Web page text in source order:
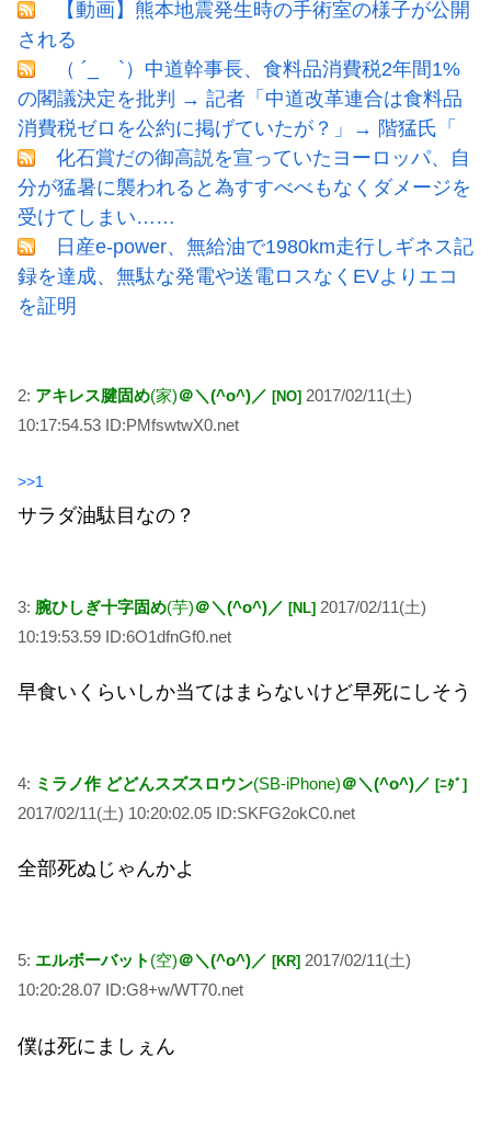
【動画】熊本地震発生時の手術室の様子が公開
される
（ ´_ゝ`）中道幹事長、食料品消費税2年間1%
の閣議決定を批判 → 記者「中道改革連合は食料品
消費税ゼロを公約に掲げていたが？」→ 階猛氏「
化石賞だの御高説を宣っていたヨーロッパ、自
分が猛暑に襲われると為すすべべもなくダメージを
受けてしまい……
日産e-power、無給油で1980km走行しギネス記
録を達成、無駄な発電や送電ロスなくEVよりエコ
を証明
2: アキレス腱固め(家)＠＼(^o^)／ [NO] 2017/02/11(土)
10:17:54.53 ID:PMfswtwX0.net
>>1
サラダ油駄目なの？
3: 腕ひしぎ十字固め(芋)＠＼(^o^)／ [NL] 2017/02/11(土)
10:19:53.59 ID:6O1dfnGf0.net
早食いくらいしか当てはまらないけど早死にしそう
4: ミラノ作 どどんスズスロウン(SB-iPhone)＠＼(^o^)／ [ﾆﾀﾞ]
2017/02/11(土) 10:20:02.05 ID:SKFG2okC0.net
全部死ぬじゃんかよ
5: エルボーバット (空)＠＼(^o^)／ [KR] 2017/02/11(土)
10:20:28.07 ID:G8+w/WT70.net
僕は死にましぇん